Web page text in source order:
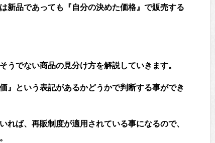
新品であっても『自分の決めた価格』で販売する
うでない商品の見分け方を解説していきます。
』という表記があるかどうかで判断する事ができ
れば、再販制度が適用されている事になるので、